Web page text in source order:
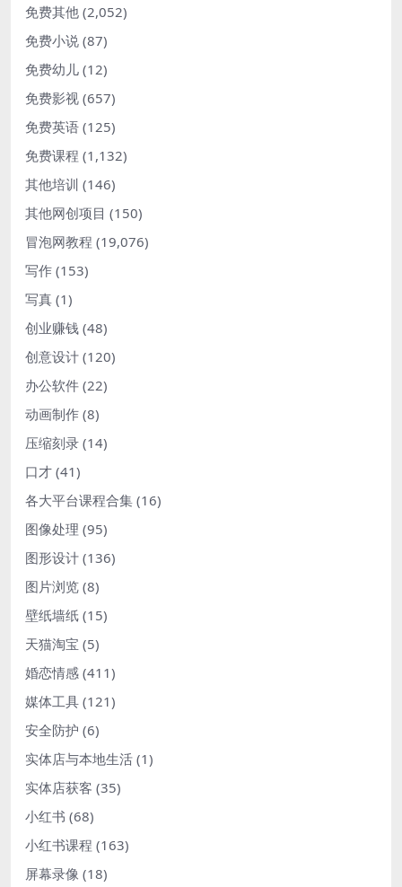
免费其他 (2,052)
免费小说 (87)
免费幼儿 (12)
免费影视 (657)
免费英语 (125)
免费课程 (1,132)
其他培训 (146)
其他网创项目 (150)
冒泡网教程 (19,076)
写作 (153)
写真 (1)
创业赚钱 (48)
创意设计 (120)
办公软件 (22)
动画制作 (8)
压缩刻录 (14)
口才 (41)
各大平台课程合集 (16)
图像处理 (95)
图形设计 (136)
图片浏览 (8)
壁纸墙纸 (15)
天猫淘宝 (5)
婚恋情感 (411)
媒体工具 (121)
安全防护 (6)
实体店与本地生活 (1)
实体店获客 (35)
小红书 (68)
小红书课程 (163)
屏幕录像 (18)